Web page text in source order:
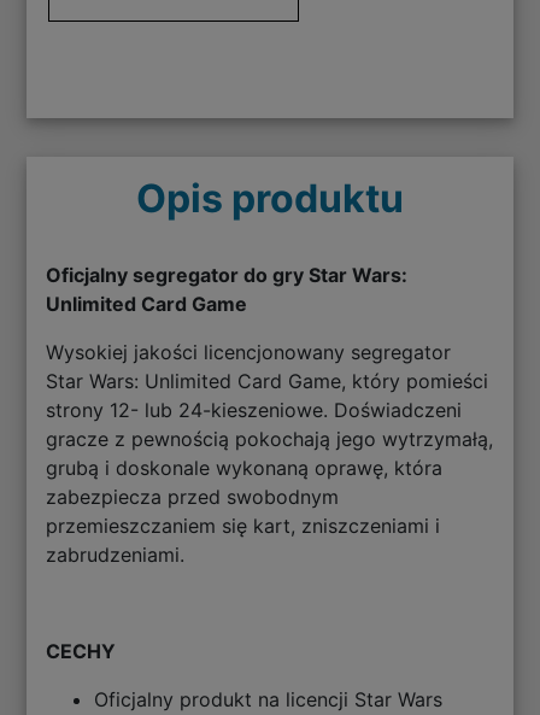
Opis produktu
Oficjalny segregator do gry Star Wars:
Unlimited Card Game
Wysokiej jakości licencjonowany segregator
Star Wars: Unlimited Card Game, który pomieści
strony 12- lub 24-kieszeniowe. Doświadczeni
gracze z pewnością pokochają jego wytrzymałą,
grubą i doskonale wykonaną oprawę, która
zabezpiecza przed swobodnym
przemieszczaniem się kart, zniszczeniami i
zabrudzeniami.
CECHY
Oficjalny produkt na licencji Star Wars